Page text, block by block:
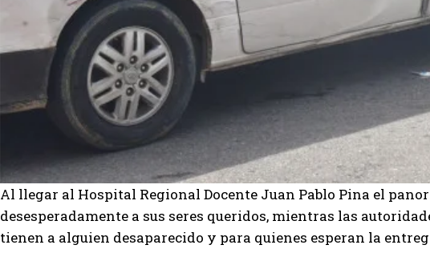
Al llegar al Hospital Regional Docente Juan Pablo Pina el
desesperadamente a sus seres queridos, mientras las
tienen a alguien desaparecido y para quienes esperan la